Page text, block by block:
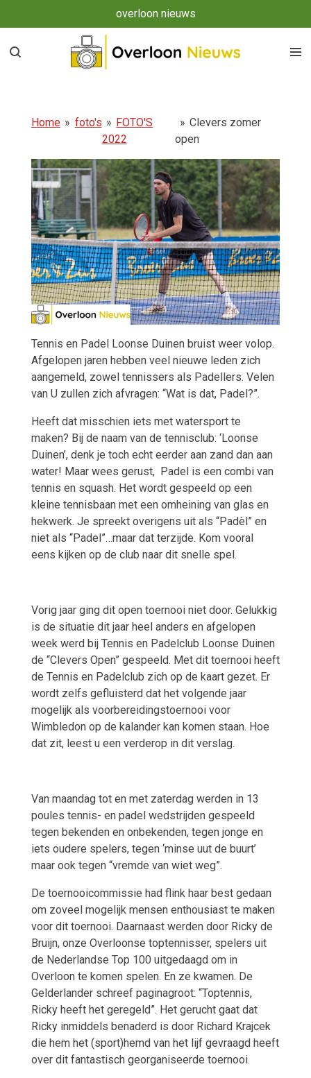
direct
naar
overloon nieuws
Home » foto's » FOTO'S
2022
» Clevers zomer
open
Tennis en Padel Loonse Duinen bruist weer volop.
Afgelopen jaren hebben veel nieuwe leden zich
aangemeld, zowel tennissers als Padellers. Velen
van U zullen zich afvragen: “Wat is dat, Padel?”.
Heeft dat misschien iets met watersport te
maken? Bij de naam van de tennisclub: ‘Loonse
Duinen’, denk je toch echt eerder aan zand dan aan
water! Maar wees gerust, Padel is een combi van
tennis en squash. Het wordt gespeeld op een
kleine tennisbaan met een omheining van glas en
hekwerk. Je spreekt overigens uit als “Padèl” en
niet als “Padel”…maar dat terzijde. Kom vooral
eens kijken op de club naar dit snelle spel.
Vorig jaar ging dit open toernooi niet door. Gelukkig
is de situatie dit jaar heel anders en afgelopen
week werd bij Tennis en Padelclub Loonse Duinen
de “Clevers Open” gespeeld. Met dit toernooi heeft
de Tennis en Padelclub zich op de kaart gezet. Er
wordt zelfs gefluisterd dat het volgende jaar
mogelijk als voorbereidingstoernooi voor
Wimbledon op de kalander kan komen staan. Hoe
dat zit, leest u een verderop in dit verslag.
Van maandag tot en met zaterdag werden in 13
poules tennis- en padel wedstrijden gespeeld
tegen bekenden en onbekenden, tegen jonge en
iets oudere spelers, tegen ‘minse uut de buurt’
maar ook tegen “vremde van wiet weg”.
De toernooicommissie had flink haar best gedaan
om zoveel mogelijk mensen enthousiast te maken
voor dit toernooi. Daarnaast werden door Ricky de
Bruijn, onze Overloonse toptennisser, spelers uit
de Nederlandse Top 100 uitgedaagd om in
Overloon te komen spelen. En ze kwamen. De
Gelderlander schreef paginagroot: “Toptennis,
Ricky heeft het geregeld”. Het gerucht gaat dat
Ricky inmiddels benaderd is door Richard Krajcek
die hem het (sport)hemd van het lijf gevraagd heeft
over dit fantastisch georganiseerde toernooi.